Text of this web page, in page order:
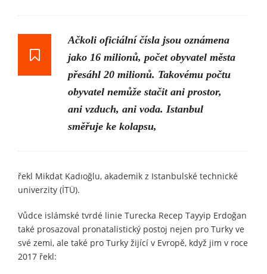
Ačkoli oficiální čísla jsou oznámena
jako 16 milionů, počet obyvatel města
přesáhl 20 milionů. Takovému počtu
obyvatel nemůže stačit ani prostor,
ani vzduch, ani voda. Istanbul
směřuje ke kolapsu,
řekl Mikdat Kadıoğlu, akademik z Istanbulské technické
univerzity (İTÜ).
Vůdce islámské tvrdé linie Turecka Recep Tayyip Erdoğan
také prosazoval pronatalistický postoj nejen pro Turky ve
své zemi, ale také pro Turky žijící v Evropě, když jim v roce
2017 řekl: